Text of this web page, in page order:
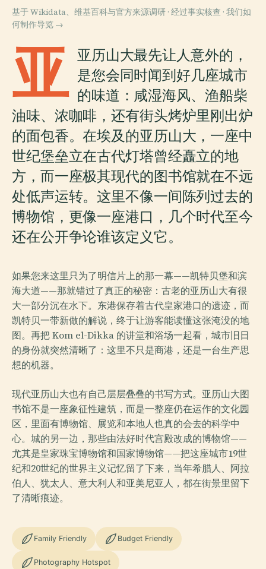
基于 Wikidata、维基百科与官方来源调研 · 经过事实核查 · 我们如
何制作导览 →
亚 亚历山大最先让人意外的，
是您会同时闻到好几座城市
的味道：咸湿海风、渔船柴
油味、浓咖啡，还有街头烤炉里刚出炉
的面包香。在埃及的亚历山大，一座中
世纪堡垒立在古代灯塔曾经矗立的地
方，而一座极其现代的图书馆就在不远
处低声运转。这里不像一间陈列过去的
博物馆，更像一座港口，几个时代至今
还在公开争论谁该定义它。
如果您来这里只为了明信片上的那一幕——凯特贝堡和滨
海大道——那就错过了真正的秘密：古老的亚历山大有很
大一部分沉在水下。东港保存着古代皇家港口的遗迹，而
凯特贝一带新做的解说，终于让游客能读懂这张淹没的地
图。再把 Kom el-Dikka 的讲堂和浴场一起看，城市旧日
的身份就突然清晰了：这里不只是商港，还是一台生产思
想的机器。
现代亚历山大也有自己层层叠叠的书写方式。亚历山大图
书馆不是一座象征性建筑，而是一整座仍在运作的文化园
区，里面有博物馆、展览和本地人也真的会去的科学中
心。城的另一边，那些由法好时代宫殿改成的博物馆——
尤其是皇家珠宝博物馆和国家博物馆——把这座城市19世
纪和20世纪的世界主义记忆留了下来，当年希腊人、阿拉
伯人、犹太人、意大利人和亚美尼亚人，都在街景里留下
了清晰痕迹。
Family Friendly Budget Friendly
Photography Hotspot